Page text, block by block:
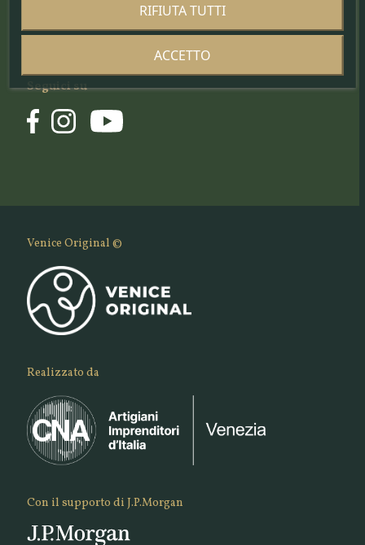
Seguici su
Venice Original ©
Realizzato da
Con il supporto di J.P.Morgan
RIFIUTA TUTTI
ACCETTO